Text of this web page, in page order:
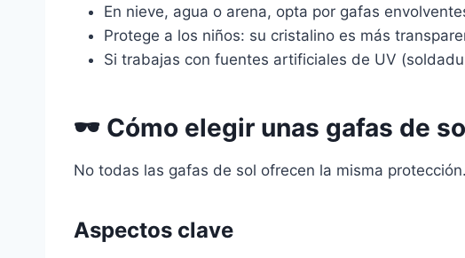
En nieve, agua o arena, opta por gafas
Protege a los niños: su cristalino es más
Si trabajas con fuentes artificiales de UV
🕶️ Cómo elegir unas gafas de
No todas las gafas de sol ofrecen la misma
Aspectos clave